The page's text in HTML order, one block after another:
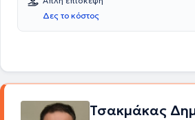
Δες το κόστος
Τσακμάκας